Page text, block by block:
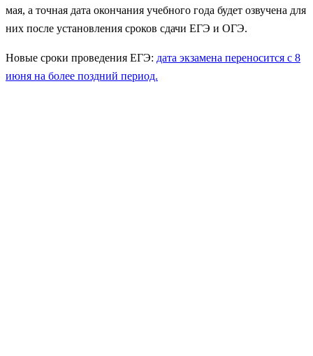
мая, а точная дата окончания учебного года будет озвучена для
них после установления сроков сдачи ЕГЭ и ОГЭ.
Новые сроки проведения ЕГЭ: дата экзамена переносится с 8
июня на более поздний период.